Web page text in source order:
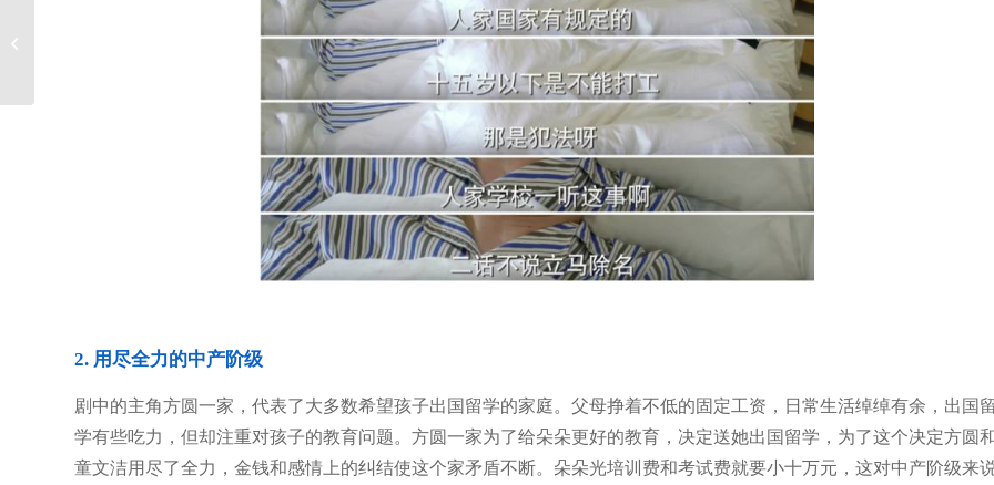
2. 用尽全力的中产阶级
剧中的主角方圆一家，代表了大多数希望孩子出国留学的家庭。父母挣着不低的固定工资，日常生活绰绰有余，出国
学有些吃力，但却注重对孩子的教育问题。方圆一家为了给朵朵更好的教育，决定送她出国留学，为了这个决定方圆
童文洁用尽了全力，金钱和感情上的纠结使这个家矛盾不断。朵朵光培训费和考试费就要小十万元，这对中产阶级来